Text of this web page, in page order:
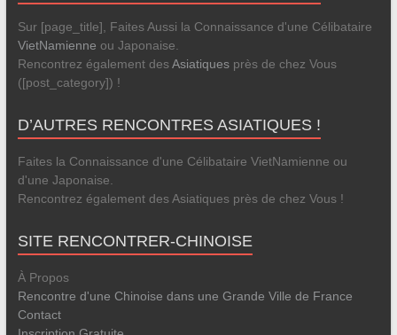
Sur [page_title], Faites Aussi la Connaissance d'une Célibataire
VietNamienne ou Japonaise.
Rencontrez également desAsiatiquesprès de chez Vous
([post_category]) !
D’AUTRES RENCONTRES ASIATIQUES !
Faites la Connaissance d'une Célibataire VietNamienne ou
d'une Japonaise.
Rencontrez également des Asiatiques près de chez Vous !
SITE RENCONTRER-CHINOISE
À Propos
Rencontre d'une Chinoise dans une Grande Ville de France
Contact